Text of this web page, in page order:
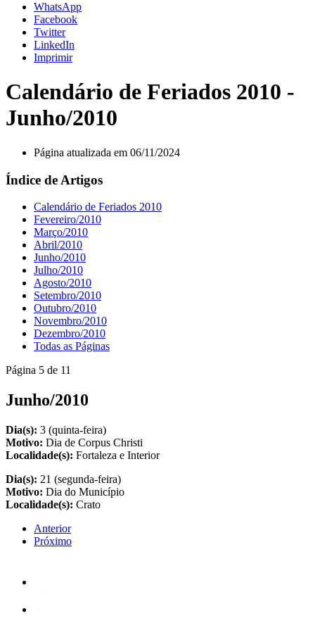
WhatsApp
Facebook
Twitter
LinkedIn
Imprimir
Calendário de Feriados 2010 -
Junho/2010
Página atualizada em 06/11/2024
Índice de Artigos
Calendário de Feriados 2010
Fevereiro/2010
Março/2010
Abril/2010
Junho/2010
Julho/2010
Agosto/2010
Setembro/2010
Outubro/2010
Novembro/2010
Dezembro/2010
Todas as Páginas
Página 5 de 11
Junho/2010
Dia(s): 3 (quinta-feira)
Motivo: Dia de Corpus Christi
Localidade(s): Fortaleza e Interior
Dia(s): 21 (segunda-feira)
Motivo: Dia do Município
Localidade(s): Crato
Anterior
Próximo